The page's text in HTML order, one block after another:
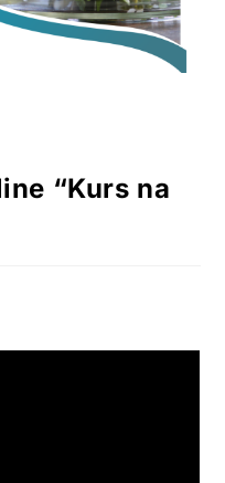
“Kurs na